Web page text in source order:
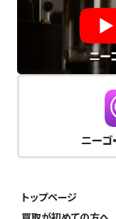
トップページ